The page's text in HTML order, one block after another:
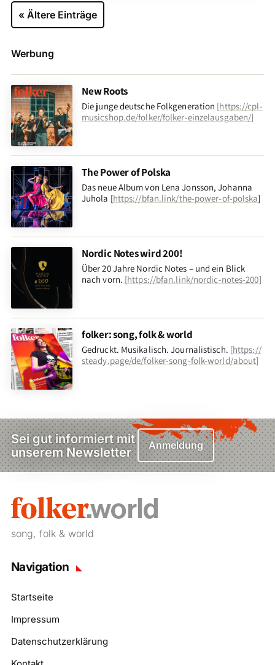
« Ältere Einträge
Werbung
New Roots
Die junge deutsche Folkgeneration [https://cpl-
musicshop.de/folker/folker-einzelausgaben/]
The Power of Polska
Das neue Album von Lena Jonsson, Johanna
Juhola [https://bfan.link/the-power-of-polska]
Nordic Notes wird 200!
Über 20 Jahre Nordic Notes – und ein Blick
nach vorn. [https://bfan.link/nordic-notes-200]
folker: song, folk & world
Gedruckt. Musikalisch. Journalistisch. [https://
steady.page/de/folker-song-folk-world/about]
Sei gut informiert mit
unserem Newsletter
Anmeldung
song, folk & world
Navigation
Startseite
Impressum
Datenschutzerklärung